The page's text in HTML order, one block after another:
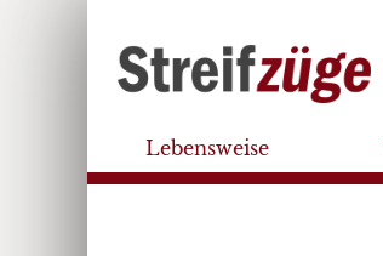
Lebensweise